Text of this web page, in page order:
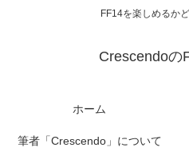
FF14を楽しめるか
Crescendoの
ホーム
筆者「Crescendo」について